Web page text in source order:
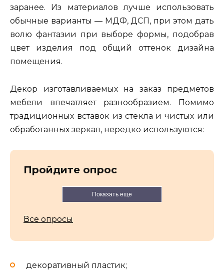
заранее. Из материалов лучше использовать
обычные варианты — МДФ, ДСП, при этом дать
волю фантазии при выборе формы, подобрав
цвет изделия под общий оттенок дизайна
помещения.
Декор изготавливаемых на заказ предметов
мебели впечатляет разнообразием. Помимо
традиционных вставок из стекла и чистых или
обработанных зеркал, нередко используются:
Пройдите опрос
Показать еще
Все опросы
декоративный пластик;